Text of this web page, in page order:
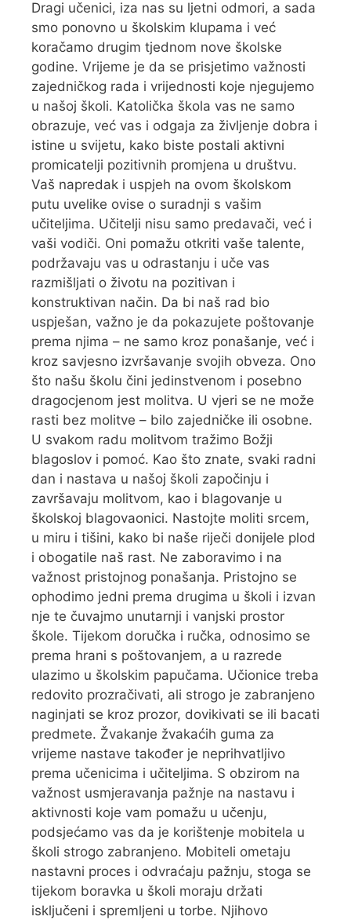
Dragi učenici, iza nas su ljetni odmori, a sada
smo ponovno u školskim klupama i već
koračamo drugim tjednom nove školske
godine. Vrijeme je da se prisjetimo važnosti
zajedničkog rada i vrijednosti koje njegujemo
u našoj školi. Katolička škola vas ne samo
obrazuje, već vas i odgaja za življenje dobra i
istine u svijetu, kako biste postali aktivni
promicatelji pozitivnih promjena u društvu.
Vaš napredak i uspjeh na ovom školskom
putu uvelike ovise o suradnji s vašim
učiteljima. Učitelji nisu samo predavači, već i
vaši vodiči. Oni pomažu otkriti vaše talente,
podržavaju vas u odrastanju i uče vas
razmišljati o životu na pozitivan i
konstruktivan način. Da bi naš rad bio
uspješan, važno je da pokazujete poštovanje
prema njima – ne samo kroz ponašanje, već i
kroz savjesno izvršavanje svojih obveza. Ono
što našu školu čini jedinstvenom i posebno
dragocjenom jest molitva. U vjeri se ne može
rasti bez molitve – bilo zajedničke ili osobne.
U svakom radu molitvom tražimo Božji
blagoslov i pomoć. Kao što znate, svaki radni
dan i nastava u našoj školi započinju i
završavaju molitvom, kao i blagovanje u
školskoj blagovaonici. Nastojte moliti srcem,
u miru i tišini, kako bi naše riječi donijele plod
i obogatile naš rast. Ne zaboravimo i na
važnost pristojnog ponašanja. Pristojno se
ophodimo jedni prema drugima u školi i izvan
nje te čuvajmo unutarnji i vanjski prostor
škole. Tijekom doručka i ručka, odnosimo se
prema hrani s poštovanjem, a u razrede
ulazimo u školskim papučama. Učionice treba
redovito prozračivati, ali strogo je zabranjeno
naginjati se kroz prozor, dovikivati se ili bacati
predmete. Žvakanje žvakaćih guma za
vrijeme nastave također je neprihvatljivo
prema učenicima i učiteljima. S obzirom na
važnost usmjeravanja pažnje na nastavu i
aktivnosti koje vam pomažu u učenju,
podsjećamo vas da je korištenje mobitela u
školi strogo zabranjeno. Mobiteli ometaju
nastavni proces i odvraćaju pažnju, stoga se
tijekom boravka u školi moraju držati
isključeni i spremljeni u torbe. Njihovo